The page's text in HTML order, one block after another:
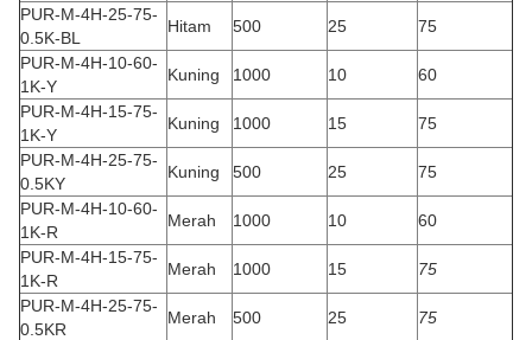
PUR-M-4H-25-75-
0.5K-BL
Hitam 500 25
75
PUR-M-4H-10-60-
1K-Y
Kuning 1000 10
60
PUR-M-4H-15-75-
1K-Y
Kuning 1000 15
75
PUR-M-4H-25-75-
0.5KY
Kuning 500 25
75
PUR-M-4H-10-60-
1K-R
Merah 1000 10
60
PUR-M-4H-15-75-
1K-R
Merah 1000 15
75
PUR-M-4H-25-75-
0.5KR
Merah 500 25 75